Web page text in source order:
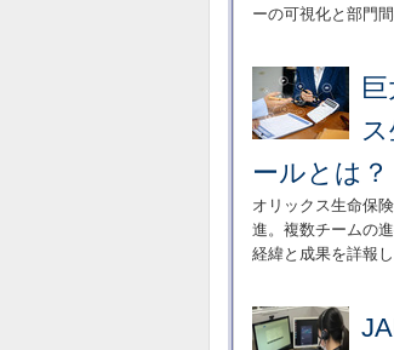
ーの可視化と部門
ールとは？
オリックス生命保
進。複数チームの
経緯と成果を詳報し